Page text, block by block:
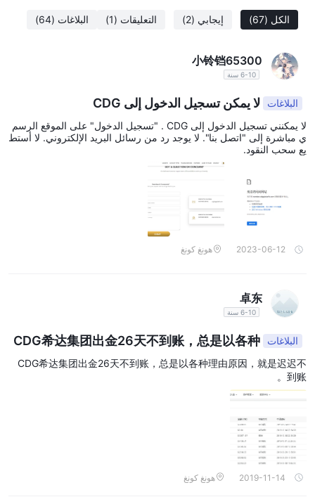
الكل (67) إيجابي (2) التعليقات (1) البلاغات (64)
小铃铛65300
6-10 سنة
البلاغات لا يمكن تسجيل الدخول إلى CDG
لا يمكنني تسجيل الدخول إلى CDG . "تسجيل الدخول" على الموقع الرسم
ي مباشرة إلى "اتصل بنا". لا يوجد رد من رسائل البريد الإلكتروني. لا أستط
يع سحب النقود.
2023-06-12 هونغ كونغ
卓东
6-10 سنة
البلاغات
CDG希达集团出金26天不到账，总是以各种
理由原因，就是迟迟不到账。
CDG希达集团出金26天不到账，总是以各种理由原因，就是迟迟不
到账。
2019-11-14 هونغ كونغ